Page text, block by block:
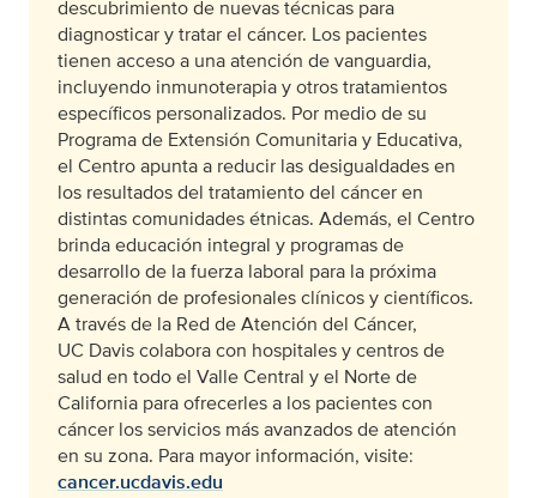
descubrimiento de nuevas técnicas para
diagnosticar y tratar el cáncer. Los pacientes
tienen acceso a una atención de vanguardia,
incluyendo inmunoterapia y otros tratamientos
específicos personalizados. Por medio de su
Programa de Extensión Comunitaria y Educativa,
el Centro apunta a reducir las desigualdades en
los resultados del tratamiento del cáncer en
distintas comunidades étnicas. Además, el Centro
brinda educación integral y programas de
desarrollo de la fuerza laboral para la próxima
generación de profesionales clínicos y científicos.
A través de la Red de Atención del Cáncer,
UC Davis colabora con hospitales y centros de
salud en todo el Valle Central y el Norte de
California para ofrecerles a los pacientes con
cáncer los servicios más avanzados de atención
en su zona. Para mayor información, visite:
cancer.ucdavis.edu